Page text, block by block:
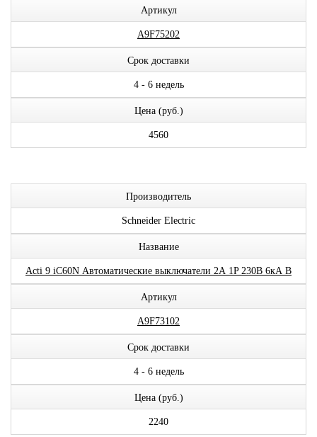
Артикул
A9F75202
Срок доставки
4 - 6 недель
Цена (руб.)
4560
Производитель
Schneider Electric
Название
Acti 9 iC60N Автоматические выключатели 2А 1P 230В 6кА B
Артикул
A9F73102
Срок доставки
4 - 6 недель
Цена (руб.)
2240